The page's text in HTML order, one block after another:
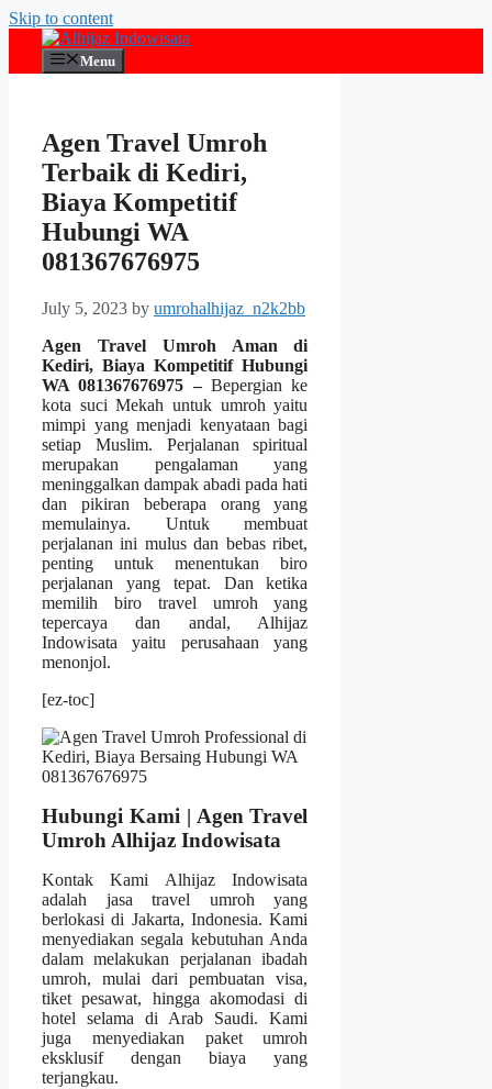
Skip to content
Menu
Agen Travel Umroh
Terbaik di Kediri,
Biaya Kompetitif
Hubungi WA
081367676975
July 5, 2023 by umrohalhijaz_n2k2bb
Agen Travel Umroh Aman di
Kediri, Biaya Kompetitif Hubungi
WA 081367676975 –Bepergian ke
kota suci Mekah untuk umroh yaitu
mimpi yang menjadi kenyataan bagi
setiap Muslim. Perjalanan spiritual
merupakan pengalaman yang
meninggalkan dampak abadi pada hati
dan pikiran beberapa orang yang
memulainya. Untuk membuat
perjalanan ini mulus dan bebas ribet,
penting untuk menentukan biro
perjalanan yang tepat. Dan ketika
memilih biro travel umroh yang
tepercaya dan andal, Alhijaz
Indowisata yaitu perusahaan yang
menonjol.
[ez-toc]
Hubungi Kami | Agen Travel
Umroh Alhijaz Indowisata
Kontak Kami Alhijaz Indowisata
adalah jasa travel umroh yang
berlokasi di Jakarta, Indonesia. Kami
menyediakan segala kebutuhan Anda
dalam melakukan perjalanan ibadah
umroh, mulai dari pembuatan visa,
tiket pesawat, hingga akomodasi di
hotel selama di Arab Saudi. Kami
juga menyediakan paket umroh
eksklusif dengan biaya yang
terjangkau.